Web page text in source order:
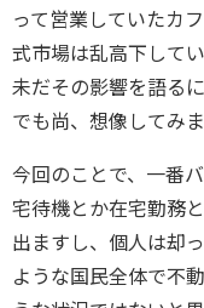
って営業していたカ
式市場は乱高下して
未だその影響を語る
でも尚、想像してみま
今回のことで、一番
宅待機とか在宅勤務
出ますし、個人は却
ような国民全体で不